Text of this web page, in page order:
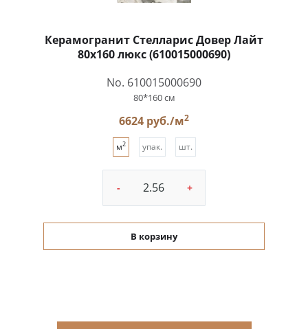
Керамогранит Стелларис Довер Лайт
80x160 люкс (610015000690)
No. 610015000690
80*160 см
6624 руб./м2
м2 упак. шт.
- +
В корзину